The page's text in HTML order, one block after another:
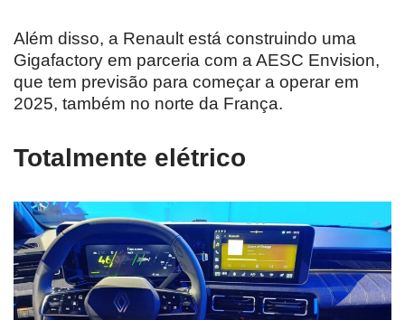
Além disso, a Renault está construindo uma
Gigafactory em parceria com a AESC Envision,
que tem previsão para começar a operar em
2025, também no norte da França.
Totalmente elétrico